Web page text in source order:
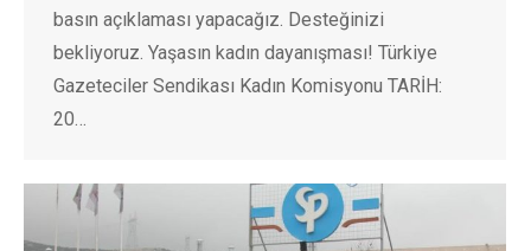
basın açıklaması yapacağız. Desteğinizi
bekliyoruz. Yaşasın kadın dayanışması! Türkiye
Gazeteciler Sendikası Kadın Komisyonu TARİH:
20…